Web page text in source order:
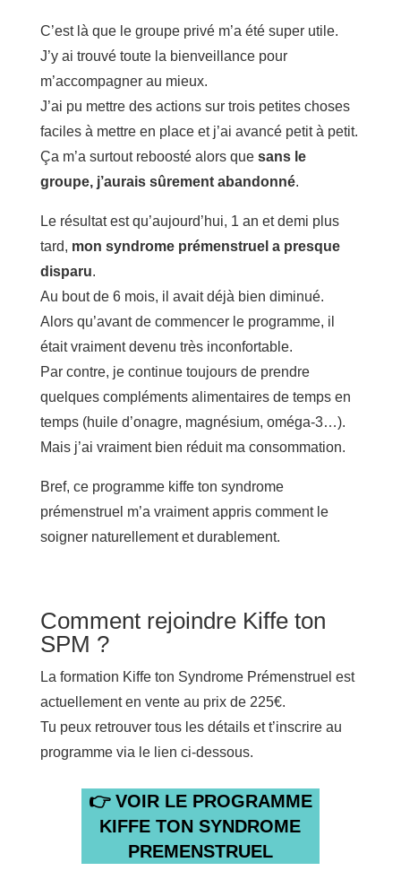
C’est là que le groupe privé m’a été super utile.
J’y ai trouvé toute la bienveillance pour
m’accompagner au mieux.
J’ai pu mettre des actions sur trois petites choses
faciles à mettre en place et j’ai avancé petit à petit.
Ça m’a surtout reboosté alors que sans le
groupe, j’aurais sûrement abandonné.
Le résultat est qu’aujourd’hui, 1 an et demi plus
tard, mon syndrome prémenstruel a presque
disparu.
Au bout de 6 mois, il avait déjà bien diminué.
Alors qu’avant de commencer le programme, il
était vraiment devenu très inconfortable.
Par contre, je continue toujours de prendre
quelques compléments alimentaires de temps en
temps (huile d’onagre, magnésium, oméga-3…).
Mais j’ai vraiment bien réduit ma consommation.
Bref, ce programme kiffe ton syndrome
prémenstruel m’a vraiment appris comment le
soigner naturellement et durablement.
Comment rejoindre Kiffe ton
SPM ?
La formation Kiffe ton Syndrome Prémenstruel est
actuellement en vente au prix de 225€.
Tu peux retrouver tous les détails et t’inscrire au
programme via le lien ci-dessous.
👉 VOIR LE PROGRAMME
KIFFE TON SYNDROME
PREMENSTRUEL